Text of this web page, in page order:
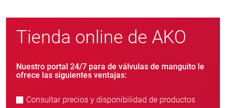
Tienda online de AKO
Nuestro portal 24/7 para de válvulas de manguito le
ofrece las siguientes ventajas:
Consultar precios y disponibilidad de productos